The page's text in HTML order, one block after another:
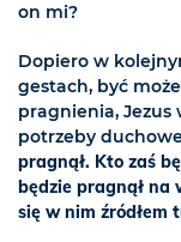
on mi?
Dopiero w
gestach, być
pragnienia, Jezus
potrzeby
pragnął. Kto zaś
będzie pragnął na
się w nim źródłem